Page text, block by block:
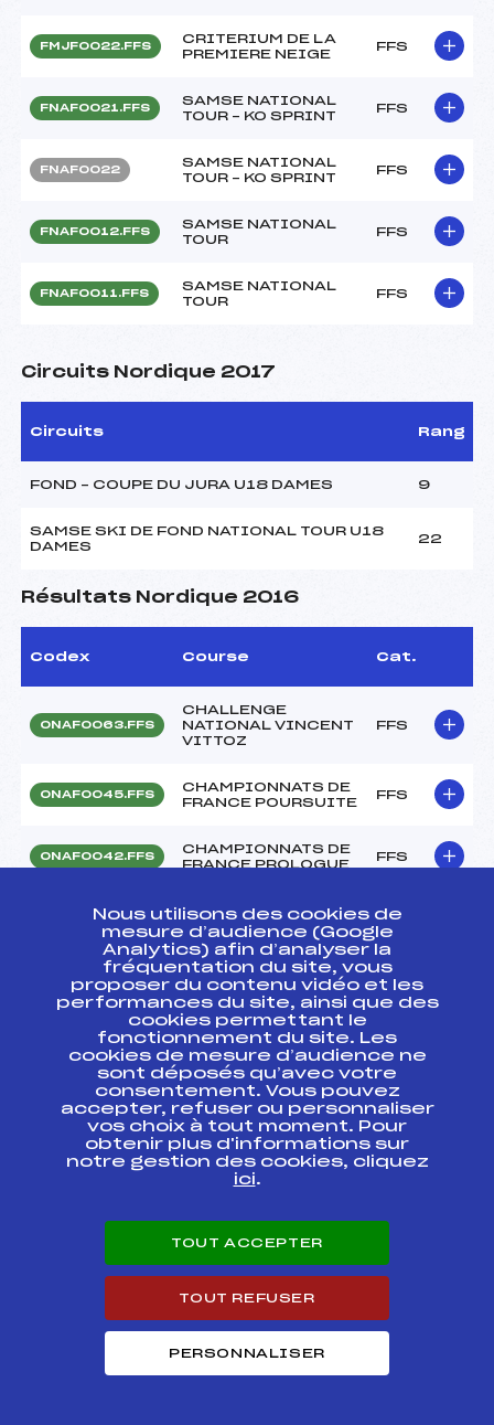
FMJF0022.FFS
CRITERIUM DE LA
PREMIERE NEIGE
FFS
FNAF0021.FFS
SAMSE NATIONAL
TOUR – KO SPRINT
FFS
FNAF0022
SAMSE NATIONAL
TOUR – KO SPRINT
FFS
FNAF0012.FFS
SAMSE NATIONAL
TOUR
FFS
FNAF0011.FFS
SAMSE NATIONAL
TOUR
FFS
Circuits Nordique 2017
Circuits Rang
FOND – COUPE DU JURA U18 DAMES 9
SAMSE SKI DE FOND NATIONAL TOUR U18
DAMES
22
Résultats Nordique 2016
Codex Course Cat.
ONAF0063.FFS
CHALLENGE
NATIONAL VINCENT
VITTOZ
FFS
ONAF0045.FFS
CHAMPIONNATS DE
FRANCE POURSUITE
FFS
ONAF0042.FFS
CHAMPIONNATS DE
FRANCE PROLOGUE
FFS
ONAF0032.FFS
CHAMPIONNATS DE
FRANCE DE SPRINT
FFS
ONAF0036
CHAMPIONNATS DE
FRANCE DE SPRINT
FFS
FNAF0421
CHAMPIONNATS DE
FRANCE DE RELAIS
SKI DE FOND DAMES
FFS
FNAF0411.FFS
CHAMPIONNAT DE
FRANCE MASS-
START
FFS
FNAF0401
RELAIS
FRANCE DES CLUBS
FEMININE
FFS
CHALLENGE
LA TRAVERSEE DU
MASSACRE 10km
Nous utilisons des cookies de
mesure d’audience (Google
Analytics) afin d’analyser la
fréquentation du site, vous
proposer du contenu vidéo et les
performances du site, ainsi que des
cookies permettant le
fonctionnement du site. Les
cookies de mesure d’audience ne
sont déposés qu’avec votre
consentement. Vous pouvez
accepter, refuser ou personnaliser
vos choix à tout moment. Pour
obtenir plus d'informations sur
notre gestion des cookies, cliquez
ici.
TOUT ACCEPTER
TOUT REFUSER
PERSONNALISER